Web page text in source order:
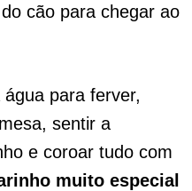
cão para chegar ao
para ferver,
sentir a
e coroar tudo com
muito especial